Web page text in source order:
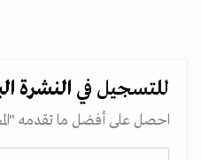
للتسجيل في النشرة
احصل على أفضل ما تقدمه